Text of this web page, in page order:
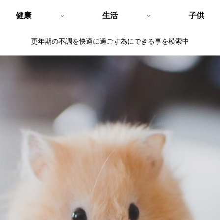
更年期の不調を快適に過ごす為にできる事を模索中
健康 生活 子供